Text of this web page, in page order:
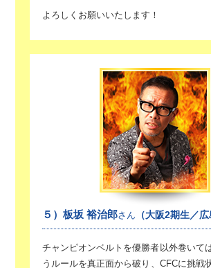
よろしくお願いいたします！
５）板坂 裕治郎さん （大阪2期生／広
チャンピオンベルトを優勝者以外巻いて
うルールを真正面から破り、 CFCに挑戦